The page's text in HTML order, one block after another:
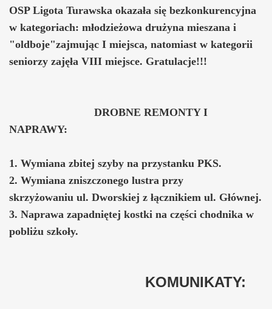
OSP Ligota Turawska okazała się bezkonkurencyjna
w kategoriach: młodzieżowa drużyna mieszana i
"oldboje"zajmując I miejsca, natomiast w kategorii
seniorzy zajęła VIII miejsce. Gratulacje!!!
DROBNE REMONTY I
NAPRAWY:
1. Wymiana zbitej szyby na przystanku PKS.
2. Wymiana zniszczonego lustra przy
skrzyżowaniu ul. Dworskiej z łącznikiem ul. Głównej.
3. Naprawa zapadniętej kostki na części chodnika w
pobliżu szkoły.
KOMUNIKATY: